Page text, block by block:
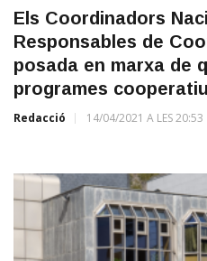
Els Coordinadors
Responsables de
posada en marxa de
programes
Redacció 14/04/2021 A LES 20:53